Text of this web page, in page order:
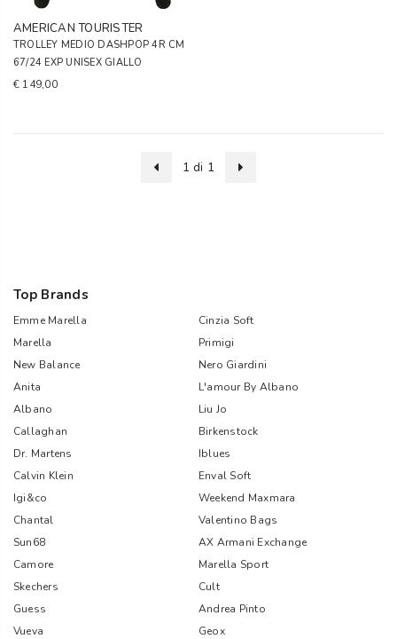
AMERICAN TOURISTER
TROLLEY MEDIO DASHPOP 4R CM
67/24 EXP UNISEX GIALLO
€ 149,00
1 di 1
Top Brands
Emme Marella
Cinzia Soft
Marella
Primigi
New Balance
Nero Giardini
Anita
L'amour By Albano
Albano
Liu Jo
Callaghan
Birkenstock
Dr. Martens
Iblues
Calvin Klein
Enval Soft
Igi&co
Weekend Maxmara
Chantal
Valentino Bags
Sun68
AX Armani Exchange
Camore
Marella Sport
Skechers
Cult
Guess
Andrea Pinto
Vueva
Geox